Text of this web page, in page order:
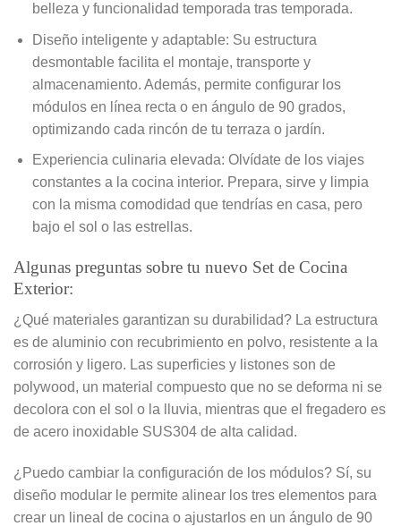
belleza y funcionalidad temporada tras temporada.
Diseño inteligente y adaptable: Su estructura
desmontable facilita el montaje, transporte y
almacenamiento. Además, permite configurar los
módulos en línea recta o en ángulo de 90 grados,
optimizando cada rincón de tu terraza o jardín.
Experiencia culinaria elevada: Olvídate de los viajes
constantes a la cocina interior. Prepara, sirve y limpia
con la misma comodidad que tendrías en casa, pero
bajo el sol o las estrellas.
Algunas preguntas sobre tu nuevo Set de Cocina
Exterior:
¿Qué materiales garantizan su durabilidad? La estructura
es de aluminio con recubrimiento en polvo, resistente a la
corrosión y ligero. Las superficies y listones son de
polywood, un material compuesto que no se deforma ni se
decolora con el sol o la lluvia, mientras que el fregadero es
de acero inoxidable SUS304 de alta calidad.
¿Puedo cambiar la configuración de los módulos? Sí, su
diseño modular le permite alinear los tres elementos para
crear un lineal de cocina o ajustarlos en un ángulo de 90